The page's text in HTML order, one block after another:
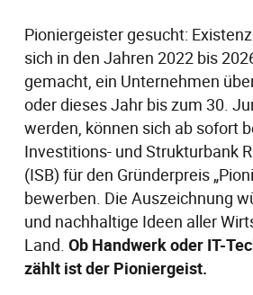
Pioniergeister gesucht:
sich in den Jahren 2022 bis
gemacht, ein Unternehmen
oder dieses Jahr bis zum 30.
werden, können sich ab sofort
Investitions- und Strukturbank
(ISB) für den Gründerpreis
bewerben. Die Auszeichnung
und nachhaltige Ideen aller
Land. Ob Handwerk oder IT-
zählt ist der Pioniergeist.